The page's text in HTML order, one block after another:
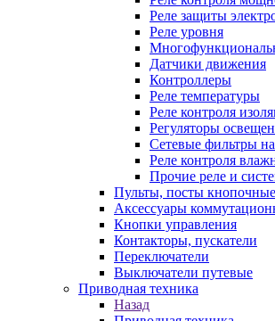
Реле защиты
Реле уровня
Датчики движения
Контроллеры
Реле температуры
Реле контроля
Регуляторы
Сетевые фильтры
Реле контроля
Прочие реле и
Пульты, посты кнопочные
Аксессуары
Кнопки управления
Контакторы, пускатели
Переключатели
Выключатели путевые
Приводная техника
Назад